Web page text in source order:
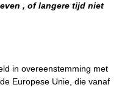
, of langere tijd niet
in overeenstemming met
Europese Unie, die vanaf